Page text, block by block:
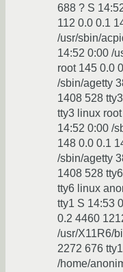
688 ? S
112 0.0 0.1
/usr/sbin/
14:52 0:00 /
root 145 0.0
/sbin/agetty
1408 528
tty3 linux
14:52 0:00 /
148 0.0 0.1
/sbin/agetty
1408 528
tty6 linux
tty1 S 14:53
0.2 4460
/usr/X11R6/
2272 676
/home/